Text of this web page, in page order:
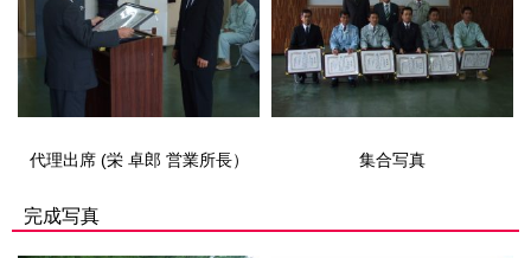
代理出席 (栄 卓郎 営業所長） 集合写真
完成写真